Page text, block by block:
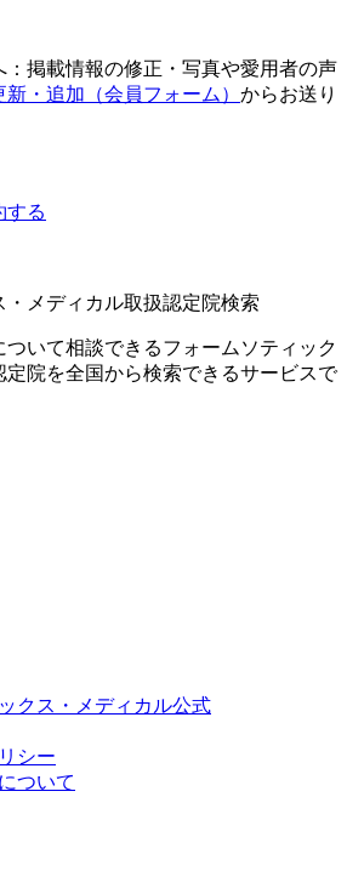
：掲載情報の修正・写真や愛用者の声
・追加（会員フォーム） からお送り
する
メディカル取扱認定院検索
ついて相談できるフォームソティック
定院を全国から検索できるサービスで
クス・メディカル公式
シー
ついて